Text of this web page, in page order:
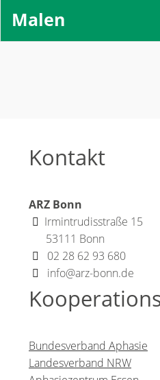
Malen
Kontakt
ARZ Bonn
Irmintrudisstraße 15
53111 Bonn
02 28 62 93 680
info@arz-bonn.de
Bundesverband Aphasie
Landesverband NRW